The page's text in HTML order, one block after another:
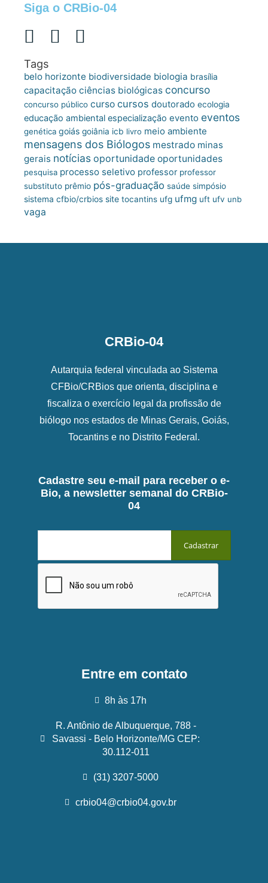
Siga o CRBio-04
Tags
belo horizonte biodiversidade biologia brasília
capacitação ciências biológicas concurso
concurso público curso cursos doutorado ecologia
educação ambiental especialização evento eventos
genética goiás goiânia icb livro meio ambiente
mensagens dos Biólogos mestrado minas
gerais notícias oportunidade oportunidades
pesquisa processo seletivo professor professor
substituto prêmio pós-graduação saúde simpósio
sistema cfbio/crbios site tocantins ufg ufmg uft ufv unb
vaga
CRBio-04
Autarquia federal vinculada ao Sistema
CFBio/CRBios que orienta, disciplina e
fiscaliza o exercício legal da profissão de
biólogo nos estados de Minas Gerais, Goiás,
Tocantins e no Distrito Federal.
Cadastre seu e-mail para receber o e-
Bio, a newsletter semanal do CRBio-
04
Entre em contato
8h às 17h
R. Antônio de Albuquerque, 788 -
Savassi - Belo Horizonte/MG CEP:
30.112-011
(31) 3207-5000
crbio04@crbio04.gov.br